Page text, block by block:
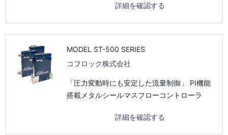
詳細を確認する
MODEL ST-500 SERIES
コフロック株式会社
「圧力変動時にも安定した流量制御」 PI機能
搭載メタルシールマスフローコントローラ
詳細を確認する